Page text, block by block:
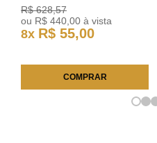
R$ 628,57
ou R$ 440 00 à vista
8x R$ 55,00
COMPRAR